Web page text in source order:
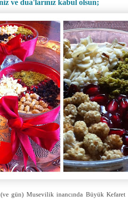
ve dua'larınız kabul olsun;
gün) Musevilik inancında Büyük